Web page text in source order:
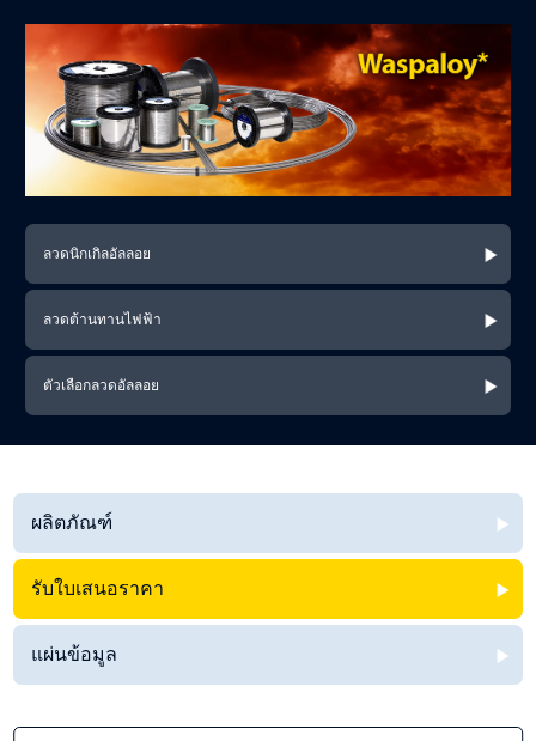
ลวดนิกเกิลอัลลอย
ลวดต้านทานไฟฟ้า
ตัวเลือกลวดอัลลอย
ผลิตภัณฑ์
รับใบเสนอราคา
แผ่นข้อมูล